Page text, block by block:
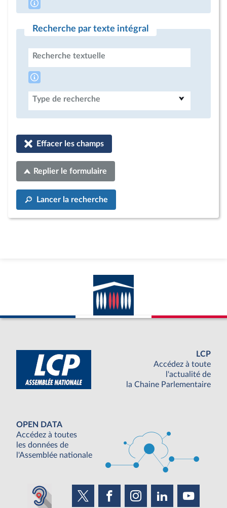
Recherche par texte intégral
Recherche textuelle
Type de recherche
Effacer les champs
Replier le formulaire
Lancer la recherche
LCP
Accédez à toute
l'actualité de
la Chaine Parlementaire
OPEN DATA
Accédez à toutes
les données de
l'Assemblée nationale